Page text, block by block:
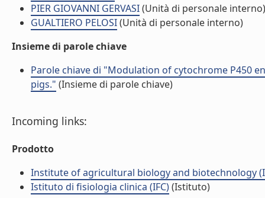
PIER GIOVANNI GERVASI(Unità di personale interno)
GUALTIERO PELOSI(Unità di personale interno)
Insieme di parole chiave
Parole chiave di "Modulation of cytochrome P450
pigs." (Insieme di parole chiave)
Incoming links:
Prodotto
Institute of agricultural biology and biotechnology
Istituto di fisiologia clinica (IFC)(Istituto)